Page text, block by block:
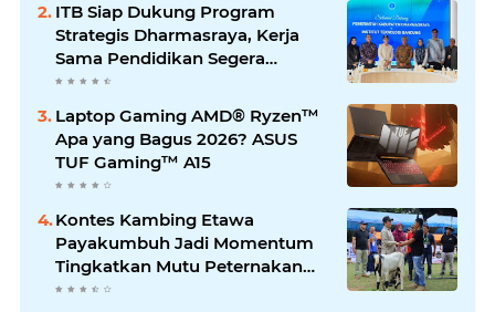
ITB Siap Dukung Program
Strategis Dharmasraya, Kerja
Sama Pendidikan Segera
Difinalkan
Laptop Gaming AMD® Ryzen™
Apa yang Bagus 2026? ASUS
TUF Gaming™ A15
Kontes Kambing Etawa
Payakumbuh Jadi Momentum
Tingkatkan Mutu Peternakan
Lokal